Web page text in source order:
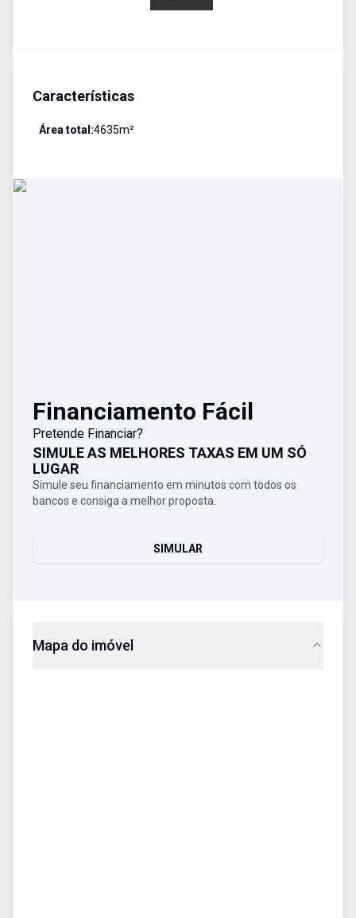
Características
Área total:4635m²
Financiamento Fácil
Pretende Financiar?
SIMULE AS MELHORES TAXAS EM UM SÓ
LUGAR
Simule seu financiamento em minutos com todos os
bancos e consiga a melhor proposta.
SIMULAR
Mapa do imóvel